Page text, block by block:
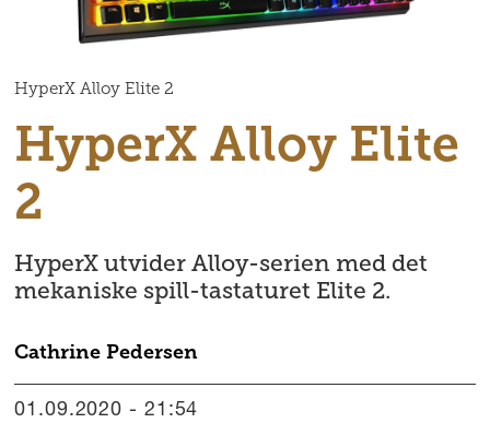
HyperX Alloy Elite 2
HyperX Alloy Elite
2
HyperX utvider Alloy-serien med det
mekaniske spill-tastaturet Elite 2.
Cathrine Pedersen
01.09.2020 - 21:54